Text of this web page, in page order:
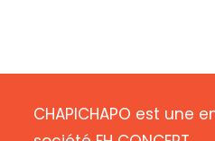
CHAPICHAPO est une